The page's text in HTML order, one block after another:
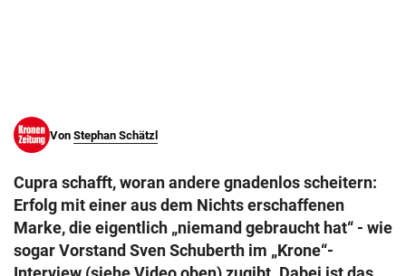
Von Stephan Schätzl
Cupra schafft, woran andere gnadenlos scheitern:
Erfolg mit einer aus dem Nichts erschaffenen
Marke, die eigentlich „niemand gebraucht hat“ - wie
sogar Vorstand Sven Schuberth im „Krone“-